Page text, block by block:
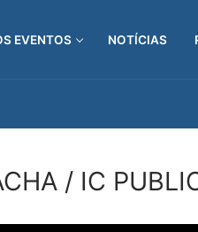
EVENTOS NOTÍCIAS
/ IC